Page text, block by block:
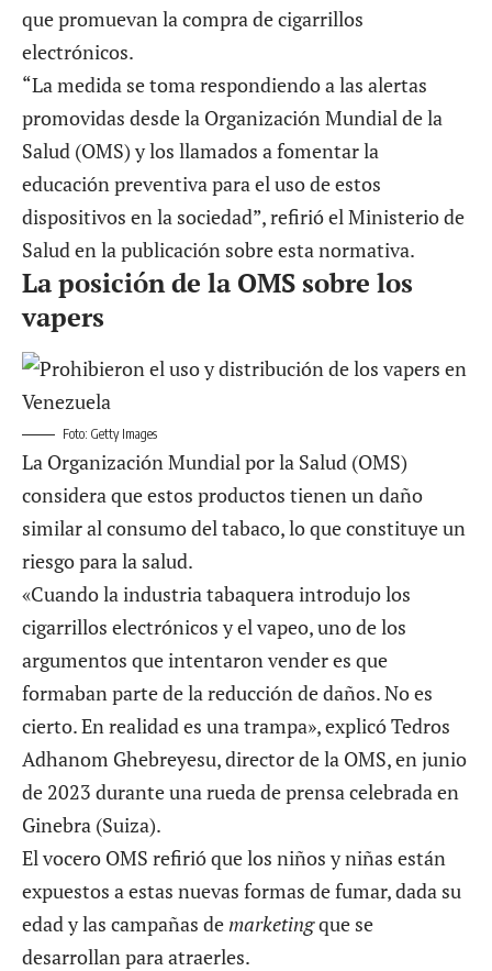
que promuevan la compra de cigarrillos
electrónicos.
“La medida se toma respondiendo a las alertas
promovidas desde la Organización Mundial de la
Salud (OMS) y los llamados a fomentar la
educación preventiva para el uso de estos
dispositivos en la sociedad”, refirió el Ministerio de
Salud en la publicación sobre esta normativa.
La posición de la OMS sobre los
vapers
Foto: Getty Images
La Organización Mundial por la Salud (OMS)
considera que estos productos tienen un daño
similar al consumo del tabaco, lo que constituye un
riesgo para la salud.
«Cuando la industria tabaquera introdujo los
cigarrillos electrónicos y el vapeo, uno de los
argumentos que intentaron vender es que
formaban parte de la reducción de daños. No es
cierto. En realidad es una trampa», explicó Tedros
Adhanom Ghebreyesu, director de la OMS, en junio
de 2023 durante una rueda de prensa celebrada en
Ginebra (Suiza).
El vocero OMS refirió que los niños y niñas están
expuestos a estas nuevas formas de fumar, dada su
edad y las campañas demarketingque se
desarrollan para atraerles.